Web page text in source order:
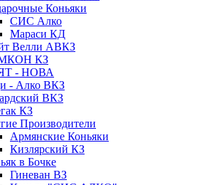
Коньяки
СИС Алко
Мараси КД
Велли АВКЗ
КЗ
- НОВА
- Алко ВКЗ
ВКЗ
КЗ
Производители
Армянские Коньяки
Кизлярский КЗ
в Бочке
Гиневан ВЗ